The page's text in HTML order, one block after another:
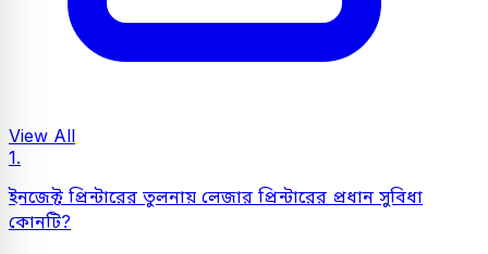
View All
1.
ইনজেক্ট প্রিন্টারের তুলনায় লেজার প্রিন্টারের প্রধান সুবিধা
কোনটি?